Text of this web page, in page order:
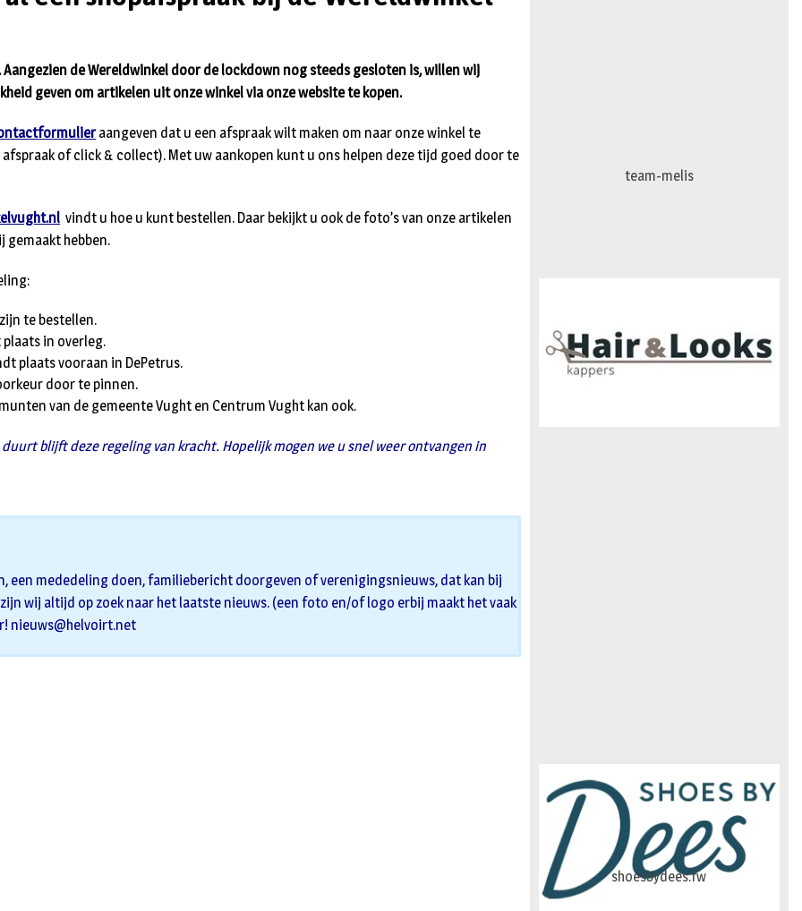
Aangezien de Wereldwinkel door de lockdown nog steeds gesloten is, willen wij
geven om artikelen uit onze winkel via onze website te kopen.
aangeven dat u een afspraak wilt maken om naar onze winkel te
of click & collect). Met uw aankopen kunt u ons helpen deze tijd goed door te
vindt u hoe u kunt bestellen. Daar bekijkt u ook de foto’s van onze artikelen
gemaakt hebben.
te bestellen.
plaats in overleg.
plaats vooraan in DePetrus.
door te pinnen.
van de gemeente Vught en Centrum Vught kan ook.
blijft deze regeling van kracht. Hopelijk mogen we u snel weer ontvangen in
een mededeling doen, familiebericht doorgeven of verenigingsnieuws, dat kan bij
wij altijd op zoek naar het laatste nieuws. (een foto en/of logo erbij maakt het vaak
nieuws@helvoirt.net
team-melis
logo-studiebegeleidinghelvoirt